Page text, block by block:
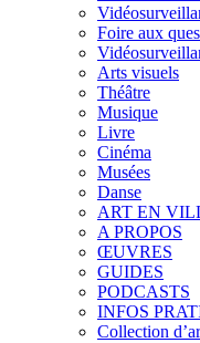
Foire aux
Arts visuels
Théâtre
Musique
Livre
Cinéma
Musées
Danse
ART EN
A PROPOS
ŒUVRES
GUIDES
PODCASTS
INFOS
Collection